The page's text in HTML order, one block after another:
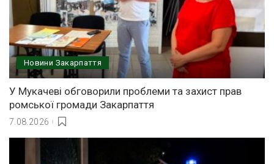
Новини Закарпаття
У Мукачеві обговорили проблеми та захист прав
ромської громади Закарпаття
7.08.2026